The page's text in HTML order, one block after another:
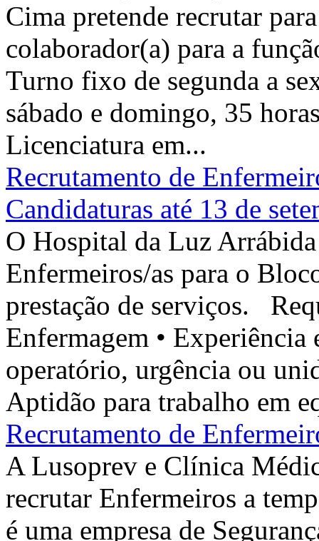
Cima pretende recrutar
colaborador(a) para a
Turno fixo de segunda a
sábado e domingo, 35
Licenciatura em...
Recrutamento de
Candidaturas até 13 de
O Hospital da Luz
Enfermeiros/as para o
prestação de serviços.
Enfermagem •
operatório, urgência ou
Aptidão para trabalho em
Recrutamento de
A Lusoprev e Clínica
recrutar Enfermeiros a
é uma empresa de